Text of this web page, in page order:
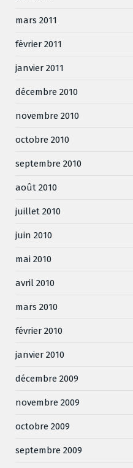
mars 2011
février 2011
janvier 2011
décembre 2010
novembre 2010
octobre 2010
septembre 2010
août 2010
juillet 2010
juin 2010
mai 2010
avril 2010
mars 2010
février 2010
janvier 2010
décembre 2009
novembre 2009
octobre 2009
septembre 2009